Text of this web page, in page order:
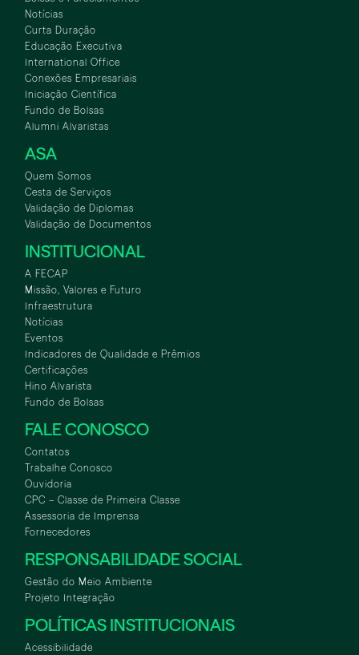
Notícias
Curta Duração
Educação Executiva
International Office
Conexões Empresariais
Iniciação Científica
Fundo de Bolsas
Alumni Alvaristas
ASA
Quem Somos
Cesta de Serviços
Validação de Diplomas
Validação de Documentos
INSTITUCIONAL
A FECAP
Missão, Valores e Futuro
Infraestrutura
Notícias
Eventos
Indicadores de Qualidade e Prêmios
Certificações
Hino Alvarista
Fundo de Bolsas
FALE CONOSCO
Contatos
Trabalhe Conosco
Ouvidoria
CPC – Classe de Primeira Classe
Assessoria de Imprensa
Fornecedores
RESPONSABILIDADE SOCIAL
Gestão do Meio Ambiente
Projeto Integração
POLÍTICAS INSTITUCIONAIS
Acessibilidade